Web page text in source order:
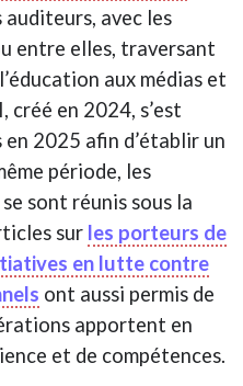
avec les
entre elles, traversant
aux médias et
créé en 2024, s’est
2025 afin d’établir un
période, les
sont réunis sous la
sur les porteurs de
en lutte contre
ont aussi permis de
apportent en
et de compétences.